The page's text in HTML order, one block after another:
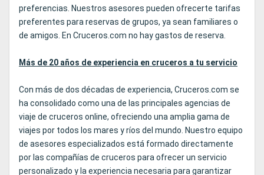
preferencias. Nuestros asesores pueden ofrecerte tarifas
preferentes para reservas de grupos, ya sean familiares o
de amigos. En Cruceros.com no hay gastos de reserva.
Más de 20 años de experiencia en cruceros a tu servicio
Con más de dos décadas de experiencia, Cruceros.com se
ha consolidado como una de las principales agencias de
viaje de cruceros online, ofreciendo una amplia gama de
viajes por todos los mares y ríos del mundo. Nuestro equipo
de asesores especializados está formado directamente
por las compañías de cruceros para ofrecer un servicio
personalizado y la experiencia necesaria para garantizar